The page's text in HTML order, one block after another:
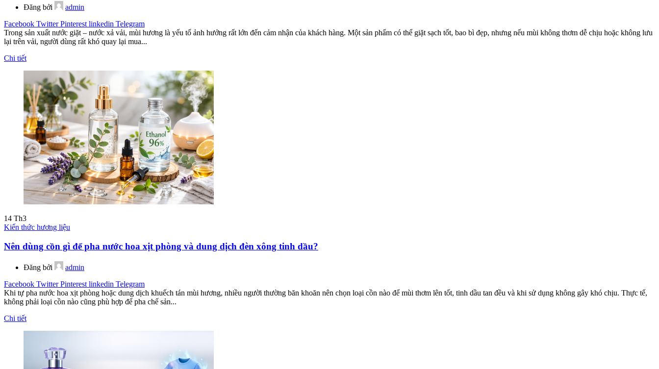
Đăng bởi
admin
Facebook Twitter Pinterest linkedin Telegram
Trong sản xuất nước giặt – nước xả vải, mùi hương là yếu tố ảnh hưởng rất lớn đến cảm nhận của khách hàng. Một sản phẩm có thể giặt sạch tốt, bao bì đẹp, nhưng nếu mùi không thơm dễ chịu hoặc không lưu
lại trên vải, người dùng rất khó quay lại mua...
Chi tiết
14 Th3
Kiến thức hương liệu
Nên dùng cồn gì để pha nước hoa xịt phòng và dung dịch đèn xông tinh dầu?
Đăng bởi
admin
Facebook Twitter Pinterest linkedin Telegram
Khi tự pha nước hoa xịt phòng hoặc dung dịch khuếch tán mùi hương, nhiều người thường băn khoăn nên chọn loại cồn nào để mùi thơm lên tốt, tinh dầu tan đều và khi sử dụng không gây khó chịu. Thực tế,
không phải loại cồn nào cũng phù hợp để pha chế sản...
Chi tiết